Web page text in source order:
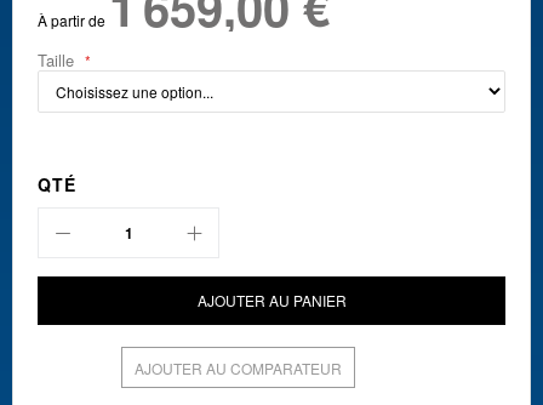
À partir de
Taille
QTÉ
AJOUTER AU PANIER
AJOUTER AU COMPARATEUR